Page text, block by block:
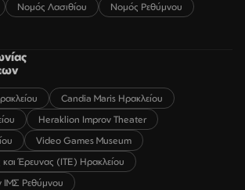
Νομός Λασιθίου
Νομός Ρεθύμνου
Candia Maris Ηρακλείου
Heraklion Improv Theater
Video Games Museum
και Έρευνας (ΙΤΕ) Ηρακλείου
ΙΜΣ Ρεθύμνου